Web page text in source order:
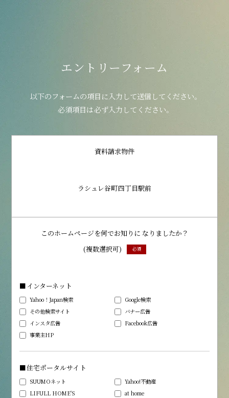
エントリーフォーム
以下のフォームの項目に入力して送信してください。
必須項目は必ず入力してください。
資料請求物件
ラシュレ谷町四丁目駅前
このホームページを何でお知りに なりましたか？
(複数選択可)
必須
■インターネット
Yahoo！Japan検索
Google検索
その他検索サイト
バナー広告
インスタ広告
Facebook広告
事業主HP
■住宅ポータルサイト
SUUMOネット
Yahoo!不動産
LIFULL HOME'S
at home